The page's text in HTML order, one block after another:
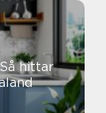
hittar